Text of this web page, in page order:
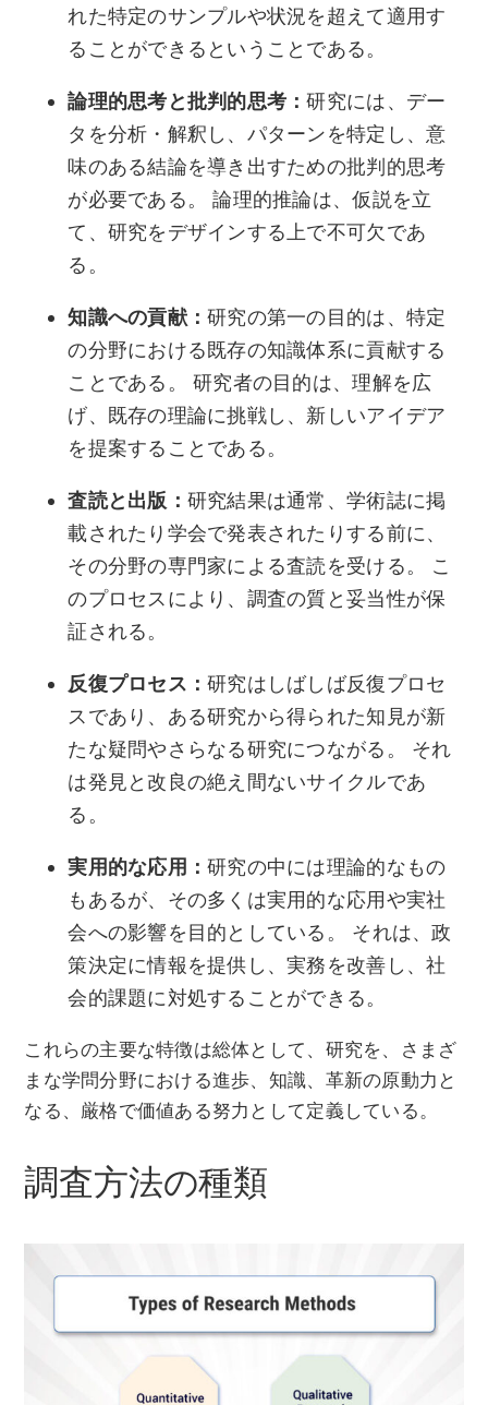
れた特定のサンプルや状況を超えて適用す
ることができるということである。
論理的思考と批判的思考：研究には、デー
タを分析・解釈し、パターンを特定し、意
味のある結論を導き出すための批判的思考
が必要である。 論理的推論は、仮説を立
て、研究をデザインする上で不可欠であ
る。
知識への貢献：研究の第一の目的は、特定
の分野における既存の知識体系に貢献する
ことである。 研究者の目的は、理解を広
げ、既存の理論に挑戦し、新しいアイデア
を提案することである。
査読と出版： 研究結果は通常、学術誌に掲
載されたり学会で発表されたりする前に、
その分野の専門家による査読を受ける。 こ
のプロセスにより、調査の質と妥当性が保
証される。
反復プロセス：研究はしばしば反復プロセ
スであり、ある研究から得られた知見が新
たな疑問やさらなる研究につながる。 それ
は発見と改良の絶え間ないサイクルであ
る。
実用的な応用：研究の中には理論的なもの
もあるが、その多くは実用的な応用や実社
会への影響を目的としている。 それは、政
策決定に情報を提供し、実務を改善し、社
会的課題に対処することができる。
これらの主要な特徴は総体として、研究を、さまざ
まな学問分野における進歩、知識、革新の原動力と
なる、厳格で価値ある努力として定義している。
調査方法の種類